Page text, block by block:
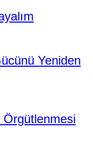
Yeniden
Örgütlenmesi